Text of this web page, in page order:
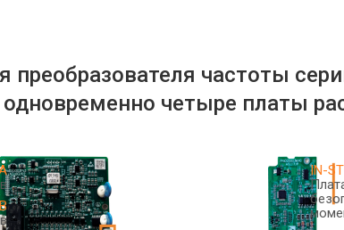
преобразователя частоты
одновременно четыре платы
IN-